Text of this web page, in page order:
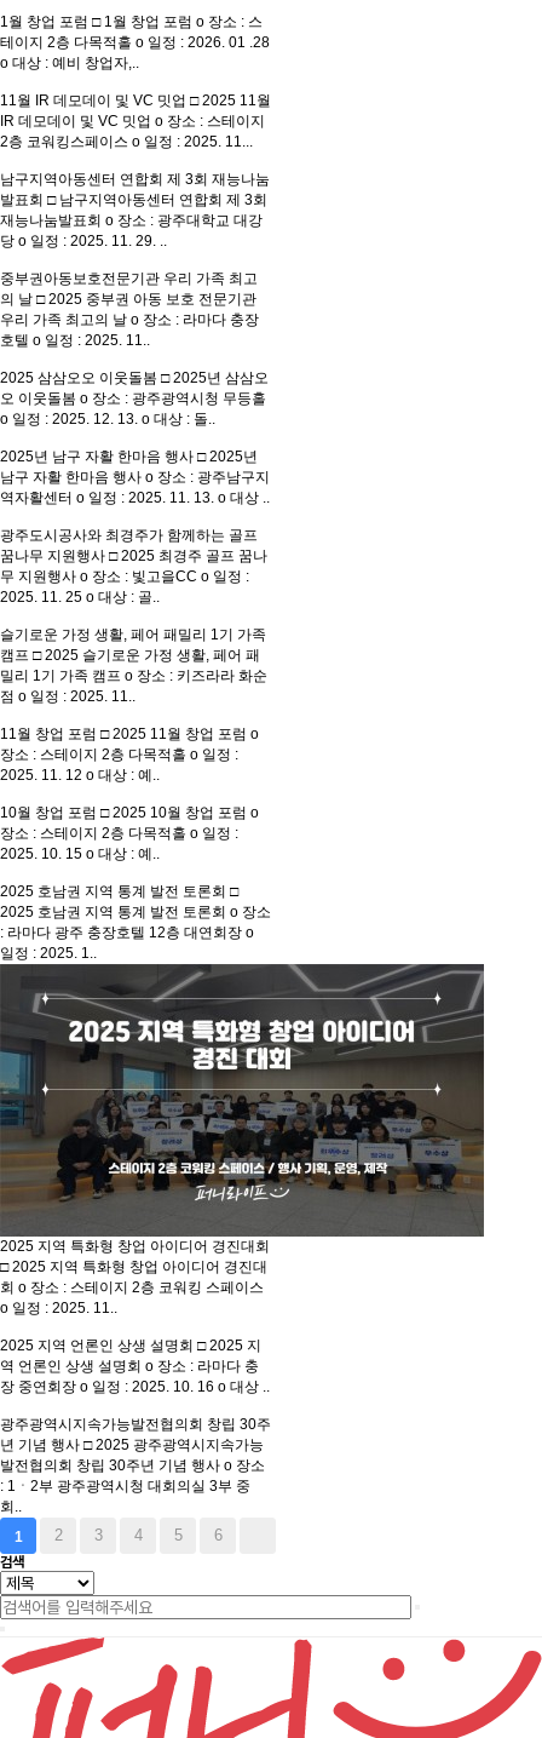
1월 창업 포럼 □ 1월 창업 포럼 o 장소 : 스
테이지 2층 다목적홀 o 일정 : 2026. 01 .28
o 대상 : 예비 창업자,..
11월 IR 데모데이 및 VC 밋업 □ 2025 11월
IR 데모데이 및 VC 밋업 o 장소 : 스테이지
2층 코워킹스페이스 o 일정 : 2025. 11...
남구지역아동센터 연합회 제 3회 재능나눔
발표회 □ 남구지역아동센터 연합회 제 3회
재능나눔발표회 o 장소 : 광주대학교 대강
당 o 일정 : 2025. 11. 29. ..
중부권아동보호전문기관 우리 가족 최고
의 날 □ 2025 중부권 아동 보호 전문기관
우리 가족 최고의 날 o 장소 : 라마다 충장
호텔 o 일정 : 2025. 11..
2025 삼삼오오 이웃돌봄 □ 2025년 삼삼오
오 이웃돌봄 o 장소 : 광주광역시청 무등홀
o 일정 : 2025. 12. 13. o 대상 : 돌..
2025년 남구 자활 한마음 행사 □ 2025년
남구 자활 한마음 행사 o 장소 : 광주남구지
역자활센터 o 일정 : 2025. 11. 13. o 대상 ..
광주도시공사와 최경주가 함께하는 골프
꿈나무 지원행사 □ 2025 최경주 골프 꿈나
무 지원행사 o 장소 : 빛고을CC o 일정 :
2025. 11. 25 o 대상 : 골..
슬기로운 가정 생활, 페어 패밀리 1기 가족
캠프 □ 2025 슬기로운 가정 생활, 페어 패
밀리 1기 가족 캠프 o 장소 : 키즈라라 화순
점 o 일정 : 2025. 11..
11월 창업 포럼 □ 2025 11월 창업 포럼 o
장소 : 스테이지 2층 다목적홀 o 일정 :
2025. 11. 12 o 대상 : 예..
10월 창업 포럼 □ 2025 10월 창업 포럼 o
장소 : 스테이지 2층 다목적홀 o 일정 :
2025. 10. 15 o 대상 : 예..
2025 호남권 지역 통계 발전 토론회 □
2025 호남권 지역 통계 발전 토론회 o 장소
: 라마다 광주 충장호텔 12층 대연회장 o
일정 : 2025. 1..
2025 지역 특화형 창업 아이디어 경진대회
□ 2025 지역 특화형 창업 아이디어 경진대
회 o 장소 : 스테이지 2층 코워킹 스페이스
o 일정 : 2025. 11..
2025 지역 언론인 상생 설명회 □ 2025 지
역 언론인 상생 설명회 o 장소 : 라마다 충
장 중연회장 o 일정 : 2025. 10. 16 o 대상 ..
광주광역시지속가능발전협의회 창립 30주
년 기념 행사 □ 2025 광주광역시지속가능
발전협의회 창립 30주년 기념 행사 o 장소
: 1ㆍ2부 광주광역시청 대회의실 3부 중
회..
1
2 3 4 5 6
검색